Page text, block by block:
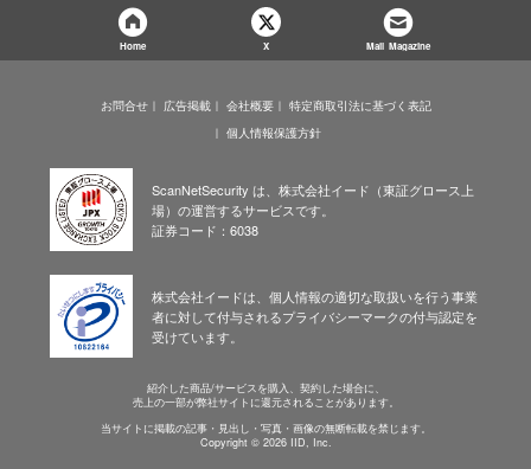
Home X Mail Magazine
お問合せ 広告掲載 会社概要
特定商取引法に基づく表記
個人情報保護方針
ScanNetSecurity は、株式会社イード（東証グロース上
場）の運営するサービスです。
証券コード：6038
株式会社イードは、個人情報の適切な取扱いを行う事業
者に対して付与されるプライバシーマークの付与認定を
受けています。
紹介した商品/サービスを購入、契約した場合に、
売上の一部が弊社サイトに還元されることがあります。
当サイトに掲載の記事・見出し・写真・画像の無断転載を禁じます。
Copyright © 2026 IID, Inc.